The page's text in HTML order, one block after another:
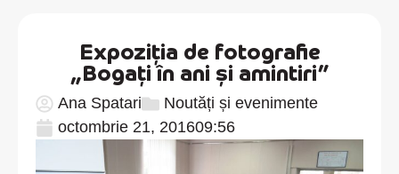
Expoziția de fotografie
„Bogați în ani și amintiri”
Ana Spatari
Noutăți și evenimente
octombrie 21, 201609:56